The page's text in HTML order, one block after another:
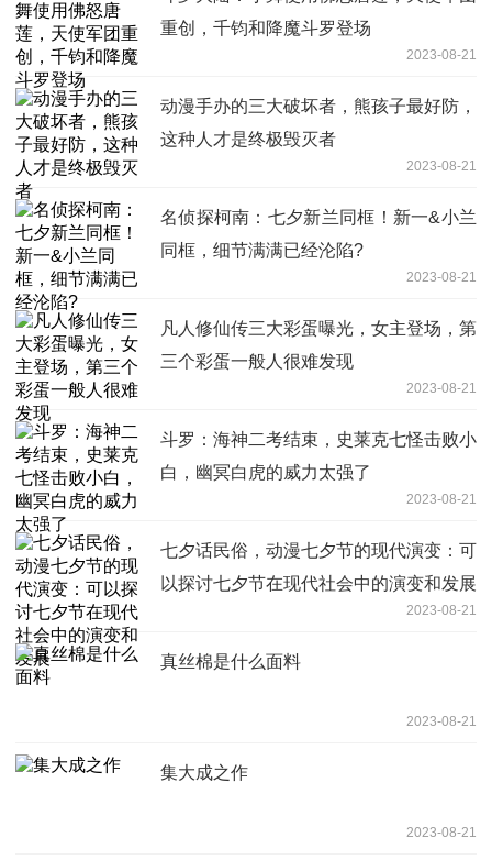
重创，千钧和降魔斗罗登场
2023-08-21
动漫手办的三大破坏者，熊孩子最好防，
这种人才是终极毁灭者
2023-08-21
名侦探柯南：七夕新兰同框！新一&小兰
同框，细节满满已经沦陷?
2023-08-21
凡人修仙传三大彩蛋曝光，女主登场，第
三个彩蛋一般人很难发现
2023-08-21
斗罗：海神二考结束，史莱克七怪击败小
白，幽冥白虎的威力太强了
2023-08-21
七夕话民俗，动漫七夕节的现代演变：可
以探讨七夕节在现代社会中的演变和发展
2023-08-21
真丝棉是什么面料
2023-08-21
集大成之作
2023-08-21